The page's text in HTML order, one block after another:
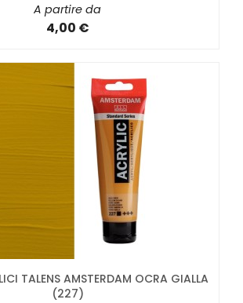
A partire da
4,00 €
TALENS AMSTERDAM OCRA GIALLA
(227)